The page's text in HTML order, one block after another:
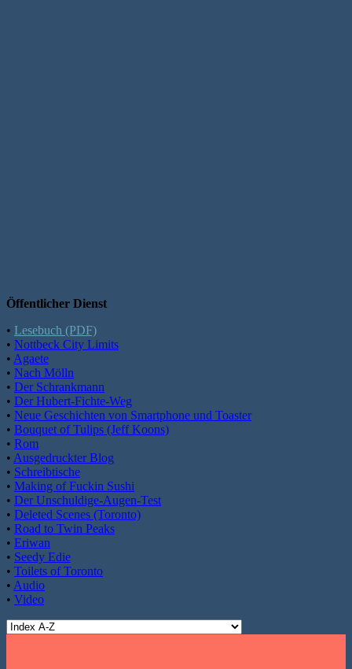
Öffentlicher Dienst
• Lesebuch (PDF)
• Nottbeck City Limits
• Agaete
• Nach Mölln
• Der Schrankmann
• Der Hubert-Fichte-Weg
• Neue Geschichten von Smartphone und Toaster
• Bouquet of Tulips (Jeff Koons)
• Rom
• Ausgedruckter Blog
• Schreibtische
• Making of Fuckin Sushi
• Der Unschuldige-Augen-Test
• Deleted Scenes (Toronto)
• Road to Twin Peaks
• Eriwan
• Seedy Edie
• Toilets of Toronto
• Audio
• Video